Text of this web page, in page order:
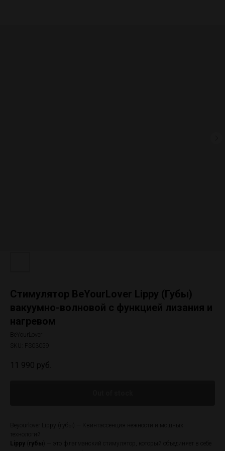
Стимулятор BeYourLover Lippy (Губы)
вакуумно-волновой с функцией лизания и
нагревом
BeYourLover
FS03059
11 990 руб.
Beyourlover Lippy (губы) — Квинтэссенция нежности и мощных
технологий
Lippy губы ) — это флагманский стимулятор, который объединяет в себе